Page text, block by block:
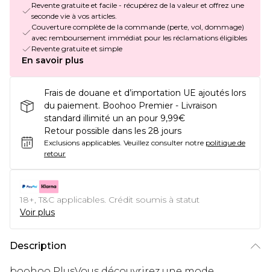
Revente gratuite et facile - récupérez de la valeur et offrez une
seconde vie à vos articles.
Couverture complète de la commande (perte, vol, dommage)
avec remboursement immédiat pour les réclamations éligibles
Revente gratuite et simple
En savoir plus
Frais de douane et d’importation UE ajoutés lors
du paiement. Boohoo Premier - Livraison
standard illimité un an pour 9,99€
Retour possible dans les 28 jours
Exclusions applicables. Veuillez consulter notre politique de
retour
18+, T&C applicables. Crédit soumis à statut
Voir plus
Description